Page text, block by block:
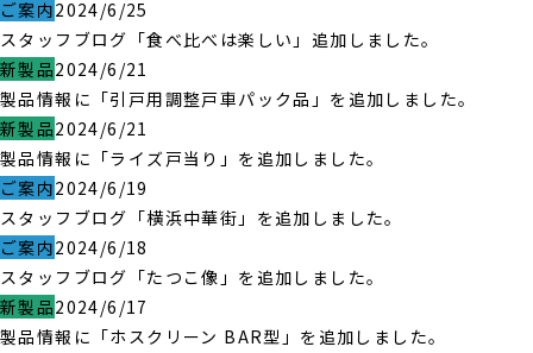
ご案内2024/6/25
スタッフブログ「食べ比べは楽しい」追加しました。
新製品2024/6/21
製品情報に「引戸用調整戸車パック品」を追加しました。
新製品2024/6/21
製品情報に「ライズ戸当り」を追加しました。
ご案内2024/6/19
スタッフブログ「横浜中華街」を追加しました。
ご案内2024/6/18
スタッフブログ「たつこ像」を追加しました。
新製品2024/6/17
製品情報に「ホスクリーン BAR型」を追加しました。